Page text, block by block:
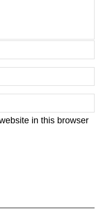
in this browser